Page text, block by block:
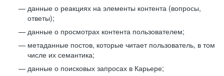
данные о реакциях на элементы контента (вопросы,
ответы);
данные о просмотрах контента пользователем;
метаданные постов, которые читает пользователь, в том
числе их семантика;
данные о поисковых запросах в Карьере;